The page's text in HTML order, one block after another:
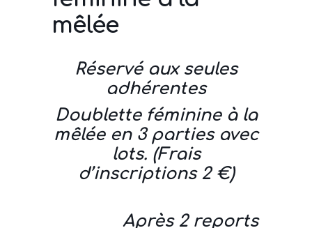
mêlée
Réservé aux seules
adhérentes
Doublette féminine à la
mêlée en 3 parties avec
lots. (Frais
d’inscriptions 2 €)
Après 2 reports